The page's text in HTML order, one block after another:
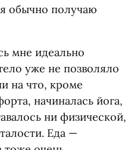
обычно получаю
мне идеально
уже не позволяло
на что, кроме
начиналась йога,
ни физической,
Еда —